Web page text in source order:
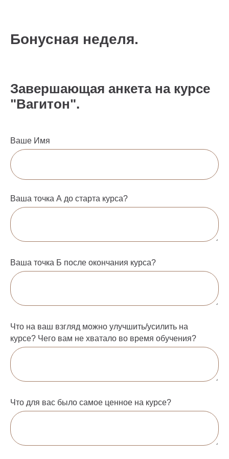
Бонусная неделя.
Завершающая анкета на курсе
"Вагитон".
Ваше Имя
Ваша точка А до старта курса?
Ваша точка Б после окончания курса?
Что на ваш взгляд можно улучшить/усилить на
курсе? Чего вам не хватало во время обучения?
Что для вас было самое ценное на курсе?